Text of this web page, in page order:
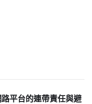
平台的連帶責任與避